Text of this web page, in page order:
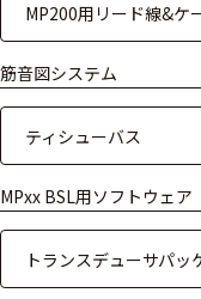
ソ
ェ
測定・
機器
握
ゴ
MP200用リード線&ケ
筋音図システム
ティシューバス
MPxx BSL用ソフトウェア
トランスデューサパッ